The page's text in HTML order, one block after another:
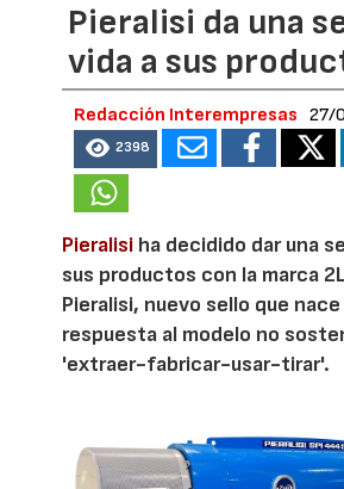
Pieralisi da una
vida a sus
Redacción Interempresas 27/
2398
Pieralisi ha decidido dar una
sus productos con la marca
Pieralisi, nuevo sello que
respuesta al modelo no
'extraer-fabricar-usar-tirar'.